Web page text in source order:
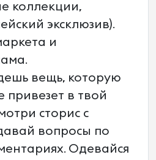
коллекции,
эксклюзив).
и
вещь, которую
привезет в твой
сторис с
вопросы по
Одевайся